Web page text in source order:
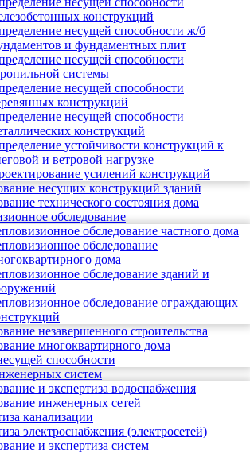
конструкций
несущей способности ж/б
и фундаментных плит
несущей способности
системы
несущей способности
конструкций
несущей способности
конструкций
устойчивости конструкций к
и ветровой нагрузке
усилений конструкций
несущих конструкций зданий
технического состояния дома
обследование
обследование частного дома
обследование
дома
обследование зданий и
обследование ограждающих
незавершенного строительства
многоквартирного дома
способности
систем
и экспертиза водоснабжения
инженерных сетей
канализации
электроснабжения (электросетей)
и экспертиза систем